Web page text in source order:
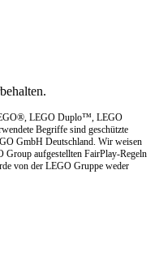
LEGO Duplo™, LEGO
Begriffe sind geschützte
GmbH Deutschland. Wir weisen
Group aufgestellten FairPlay-Regeln
von der LEGO Gruppe weder